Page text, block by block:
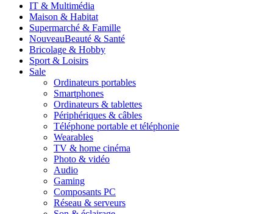
IT & Multimédia
Maison & Habitat
Supermarché & Famille
NouveauBeauté & Santé
Bricolage & Hobby
Sport & Loisirs
Sale
Ordinateurs portables
Smartphones
Ordinateurs & tablettes
Périphériques & câbles
Téléphone portable et téléphonie
Wearables
TV & home cinéma
Photo & vidéo
Audio
Gaming
Composants PC
Réseau & serveurs